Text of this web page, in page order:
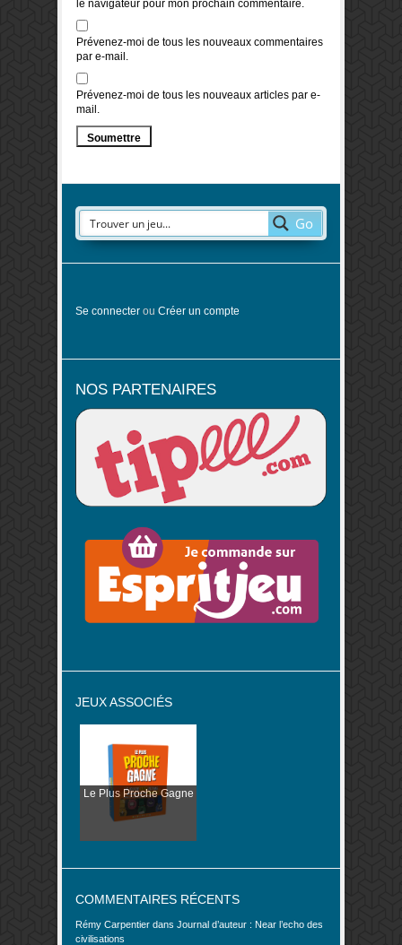
le navigateur pour mon prochain commentaire.
Prévenez-moi de tous les nouveaux commentaires
par e-mail.
Prévenez-moi de tous les nouveaux articles par e-
mail.
Go
Se connecter ou Créer un compte
NOS PARTENAIRES
JEUX ASSOCIÉS
Le Plus Proche Gagne
COMMENTAIRES RÉCENTS
Rémy Carpentier dans Journal d’auteur : Near l’echo des
civilisations